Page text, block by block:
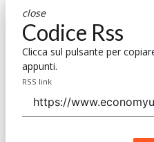
close
Codice Rss
Clicca sul pulsante per
appunti.
RSS link